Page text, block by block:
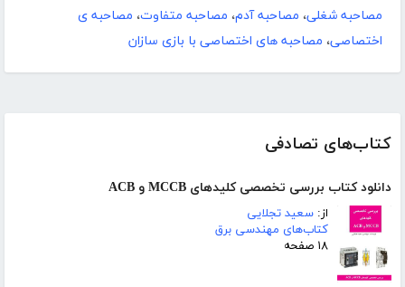
کتاب‌های تصادفی
دانلود کتاب بررسی تخصصی کلیدهای MCCB و ACB
از: سعید تجلایی
کتاب‌های مهندسی برق
۱۸ صفحه
مصاحبه شغلی، مصاحبه آدم، مصاحبه متفاوت، مصاحبه ی
اختصاصی، مصاحبه های اختصاصی با بازی سازان